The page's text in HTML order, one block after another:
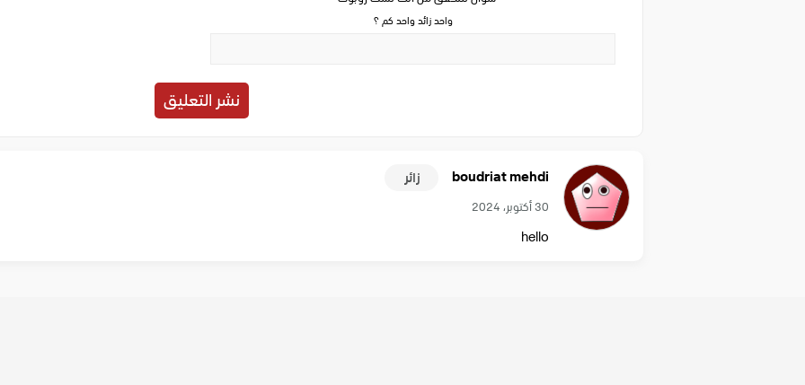
واحد زائد واحد كم ؟
boudriat mehdi زائر
30 أكتوبر، 2024
hello